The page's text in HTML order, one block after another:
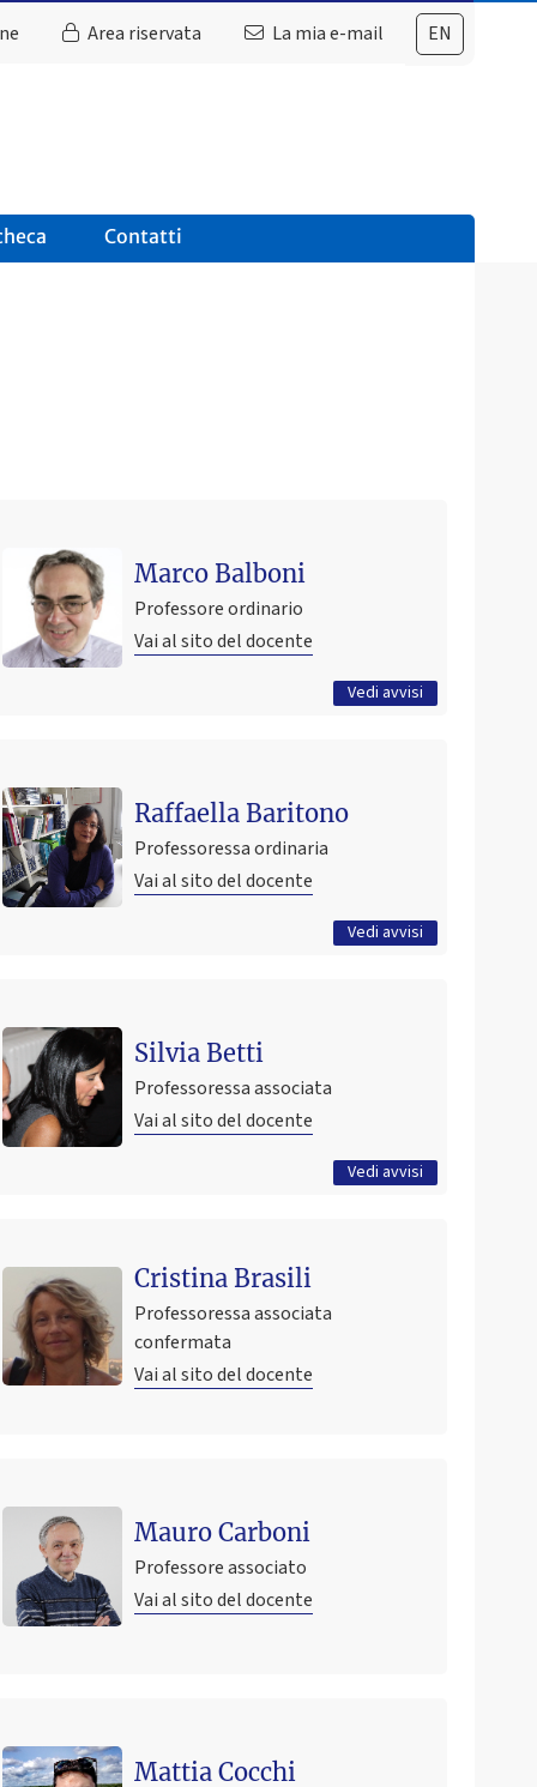
EN
Area riservata La mia e-mail
Contatti
Marco Balboni
Professore ordinario
Vai al sito del docente
Vedi avvisi
Ricevimento del 14 luglio 2026
Tutti gli avvisi
Raffaella Baritono
Professoressa ordinaria
Vai al sito del docente
Vedi avvisi
Corso di Storia e Politica degli Stati Uniti d'America
30 ottobre 2024 09:00
Tutti gli avvisi
Silvia Betti
Professoressa associata
Vai al sito del docente
Vedi avvisi
ESAME SPAGNOLO 2026: SPOSI, SVIC E MAGISTRALE
4 giugno 2026 15:42
Tutti gli avvisi
Cristina Brasili
Professoressa associata
confermata
Vai al sito del docente
Mauro Carboni
Professore associato
Vai al sito del docente
Mattia Cocchi
Annullamento lezione mercoledì 6 maggio